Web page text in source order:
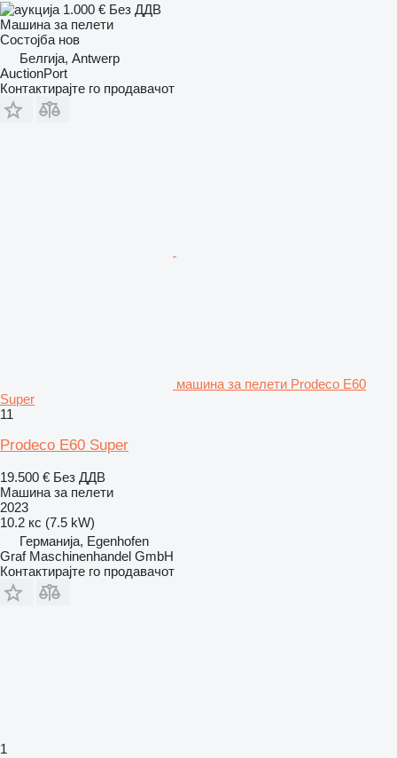
1.000 € Без ДДВ
Машина за пелети
Состојба нов
Белгија, Antwerp
AuctionPort
Контактирајте го продавачот
машина за пелети Prodeco E60
Super
11
Prodeco E60 Super
19.500 € Без ДДВ
Машина за пелети
2023
10.2 кс (7.5 kW)
Германија, Egenhofen
Graf Maschinenhandel GmbH
Контактирајте го продавачот
1